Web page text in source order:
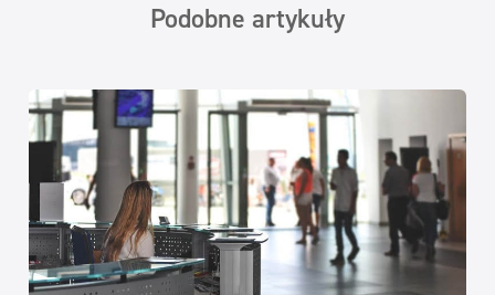
Podobne artykuły